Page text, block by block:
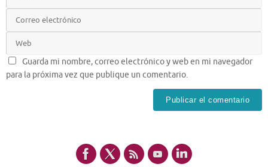
Guarda mi nombre, correo electrónico y web en mi navegador
para la próxima vez que publique un comentario.